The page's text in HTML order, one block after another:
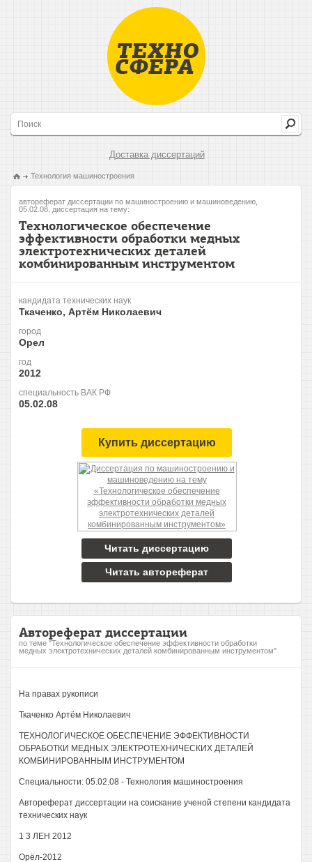
Доставка диссертаций
Технология машиностроения
автореферат диссертации по машиностроению и машиноведению,
05.02.08, диссертация на тему:
Технологическое обеспечение
эффективности обработки медных
электротехнических деталей
комбинированным инструментом
кандидата технических наук
Ткаченко, Артём Николаевич
город
Орел
год
2012
специальность ВАК РФ
05.02.08
Купить диссертацию
Читать диссертацию
Читать автореферат
Автореферат диссертации
по теме "Технологическое обеспечение эффективности обработки
медных электротехнических деталей комбинированным инструментом"
На правах рукописи
Ткаченко Артём Николаевич
ТЕХНОЛОГИЧЕСКОЕ ОБЕСПЕЧЕНИЕ ЭФФЕКТИВНОСТИ
ОБРАБОТКИ МЕДНЫХ ЭЛЕКТРОТЕХНИЧЕСКИХ ДЕТАЛЕЙ
КОМБИНИРОВАННЫМ ИНСТРУМЕНТОМ
Специальности: 05.02.08 - Технология машиностроения
Автореферат диссертации на соискание ученой степени кандидата
технических наук
1 3 ЛЕН 2012
Орёл-2012